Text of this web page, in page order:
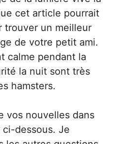
cet article pourrait
trouver un meilleur
de votre petit ami.
calme pendant la
la nuit sont très
hamsters.
vos nouvelles dans
ci-dessous. Je